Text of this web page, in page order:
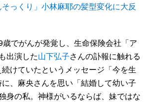
そっくり」小林麻耶の髪型変化に大反
でがんが発覚し、生命保険会社「ア
出演した山下弘子さんの訃報に触れる
けていたというメッセージ「今を生
、麻央さんを思い「結婚して幼い子
身の私。神様がいるならば、妹ではな